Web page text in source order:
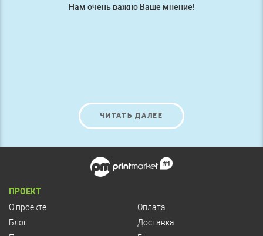
Нам очень важно Ваше мнение!
ЧИТАТЬ ДАЛЕЕ
ПРОЕКТ
О проекте
Блог
Оплата
Доставка